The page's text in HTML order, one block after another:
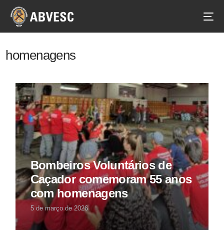
homenagens
Bombeiros Voluntários de
Caçador comemoram 55 anos
com homenagens
5 de março de 2026